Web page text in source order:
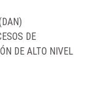
DE
DE ALTO NIVEL